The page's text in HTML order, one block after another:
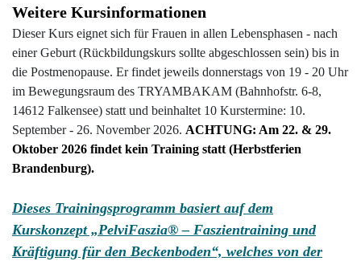
Weitere Kursinformationen
Dieser Kurs eignet sich für Frauen in allen Lebensphasen - nach
einer Geburt (Rückbildungskurs sollte abgeschlossen sein) bis in
die Postmenopause. Er findet jeweils donnerstags von 19 - 20 Uhr
im Bewegungsraum des TRYAMBAKAM (Bahnhofstr. 6-8,
14612 Falkensee) statt und beinhaltet 10 Kurstermine: 10.
September - 26. November 2026. ACHTUNG: Am 22. & 29.
Oktober 2026 findet kein Training statt (Herbstferien
Brandenburg).
Dieses Trainingsprogramm basiert auf dem
Kurskonzept „PelviFaszia® – Faszientraining und
Kräftigung für den Beckenboden“, welches von der